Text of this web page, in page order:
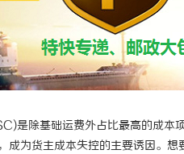
是除基础运费外占比最高的成
为货主成本失控的主要诱因。